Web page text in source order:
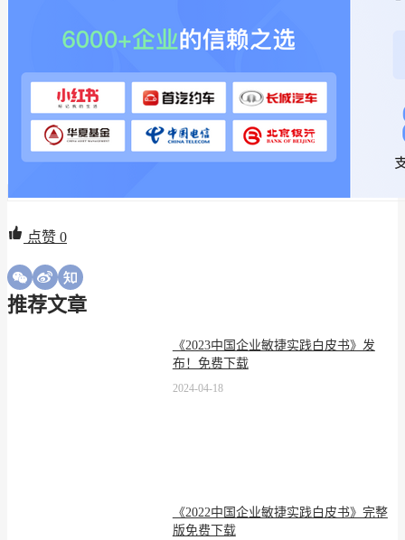
点赞 0
推荐文章
《2023中国企业敏捷实践白皮书》发
布！免费下载
2024-04-18
《2022中国企业敏捷实践白皮书》完整
版免费下载